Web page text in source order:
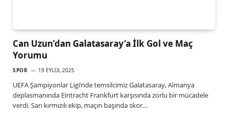
Can Uzun’dan Galatasaray’a İlk Gol ve Maç
Yorumu
SPOR 19 EYLÜL 2025
UEFA Şampiyonlar Ligi’nde temsilcimiz Galatasaray, Almanya
deplasmanında Eintracht Frankfurt karşısında zorlu bir mücadele
verdi. Sarı kırmızılı ekip, maçın başında skor…